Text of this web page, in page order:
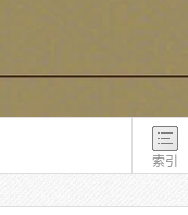
索引